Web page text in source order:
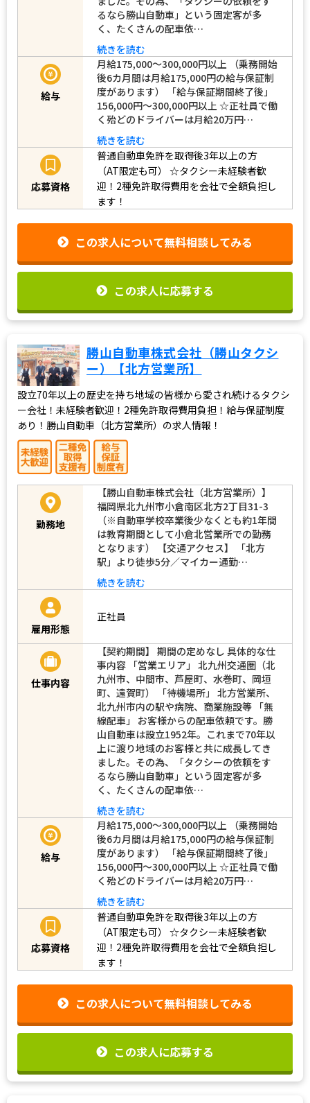
るなら勝山自動車」という固定客が多
く、たくさんの配車依…
続きを読む
給与
月給175,000～300,000円以上 （乗務開始
後6カ月間は月給175,000円の給与保証制
度があります） 「給与保証期間終了後」
156,000円～300,000円以上 ☆正社員で働
く殆どのドライバーは月給20万円…
続きを読む
応募資格
普通自動車免許を取得後3年以上の方
（AT限定も可）
☆タクシー未経験者歓
迎！2種免許取得費用を会社で全額負担し
ます！
この求人について無料相談してみる
この求人に応募する
勝山自動車株式会社（勝山タクシ
ー）【北方営業所】
設立70年以上の歴史を持ち地域の皆様から愛され続けるタクシ
ー会社！未経験者歓迎！2種免許取得費用負担！給与保証制度
あり！勝山自動車（北方営業所）の求人情報！
勤務地
【勝山自動車株式会社（北方営業所）】
福岡県北九州市小倉南区北方2丁目31-3
（※自動車学校卒業後少なくとも約1年間
は教育期間として小倉北営業所での勤務
となります） 【交通アクセス】 「北方
駅」より徒歩5分／マイカー通勤…
続きを読む
雇用形態
正社員
仕事内容
【契約期間】 期間の定めなし 具体的な仕
事内容 「営業エリア」 北九州交通圏（北
九州市、中間市、芦屋町、水巻町、岡垣
町、遠賀町） 「待機場所」 北方営業所、
北九州市内の駅や病院、商業施設等 「無
線配車」 お客様からの配車依頼です。勝
山自動車は設立1952年。これまで70年以
上に渡り地域のお客様と共に成長してき
ました。その為、「タクシーの依頼をす
るなら勝山自動車」という固定客が多
く、たくさんの配車依…
続きを読む
給与
月給175,000～300,000円以上 （乗務開始
後6カ月間は月給175,000円の給与保証制
度があります） 「給与保証期間終了後」
156,000円～300,000円以上 ☆正社員で働
く殆どのドライバーは月給20万円…
続きを読む
応募資格
普通自動車免許を取得後3年以上の方
（AT限定も可）
☆タクシー未経験者歓
迎！2種免許取得費用を会社で全額負担し
ます！
この求人について無料相談してみる
この求人に応募する